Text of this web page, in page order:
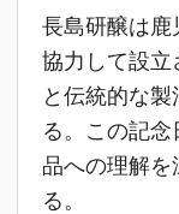
長島研醸は鹿
協力して設立
と伝統的な
る。この記
品への理解
る。